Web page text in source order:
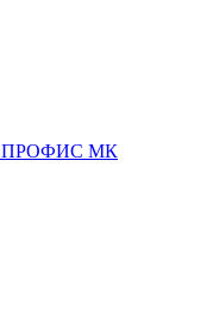
ПРОФИС МК